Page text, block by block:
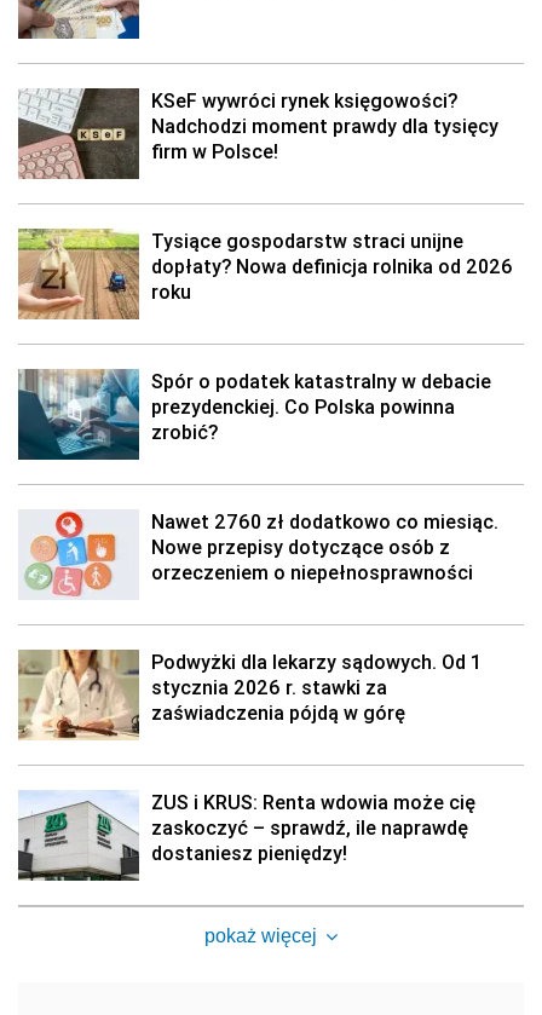
KSeF wywróci rynek księgowości?
Nadchodzi moment prawdy dla tysięcy
firm w Polsce!
Tysiące gospodarstw straci unijne
dopłaty? Nowa definicja rolnika od 2026
roku
Spór o podatek katastralny w debacie
prezydenckiej. Co Polska powinna
zrobić?
Nawet 2760 zł dodatkowo co miesiąc.
Nowe przepisy dotyczące osób z
orzeczeniem o niepełnosprawności
Podwyżki dla lekarzy sądowych. Od 1
stycznia 2026 r. stawki za
zaświadczenia pójdą w górę
ZUS i KRUS: Renta wdowia może cię
zaskoczyć – sprawdź, ile naprawdę
dostaniesz pieniędzy!
pokaż więcej